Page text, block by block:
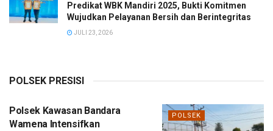
Predikat WBK Mandiri 2025, Bukti Komitmen
Wujudkan Pelayanan Bersih dan Berintegritas
JULI 23, 2026
POLSEK PRESISI
POLSEK
Polsek Kawasan Bandara
Wamena Intensifkan